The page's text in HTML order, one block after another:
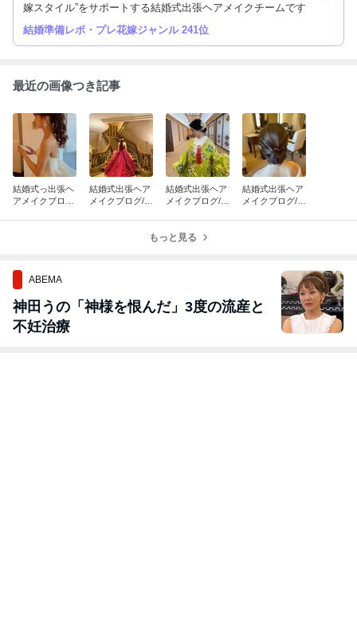
嫁スタイル”をサポートする結婚式出張ヘアメイクチームです
結婚準備レポ・プレ花嫁ジャンル 241位
最近の画像つき記事
結婚式っ出張ヘ
アメイクブログ/
結婚式出張ヘア
メイクブログ/
結婚式出張ヘア
メイクブログ/
和装からWDス
結婚式出張ヘア
メイクブログ/
もっと見る
ABEMA
神田うの「神様を恨んだ」3度の流産と
不妊治療